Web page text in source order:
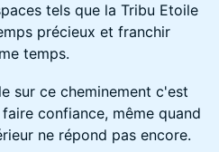
tels que la Tribu Etoile
précieux et franchir
temps.
sur ce cheminement c'est
confiance, même quand
ne répond pas encore.